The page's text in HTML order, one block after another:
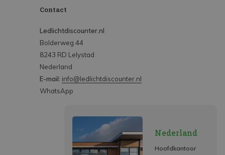
Contact
Ledlichtdiscounter.nl
Bolderweg 44
8243 RD Lelystad
Nederland
E-mail: info@ledlichtdiscounter.nl
WhatsApp
Nederland
Hoofdkantoor